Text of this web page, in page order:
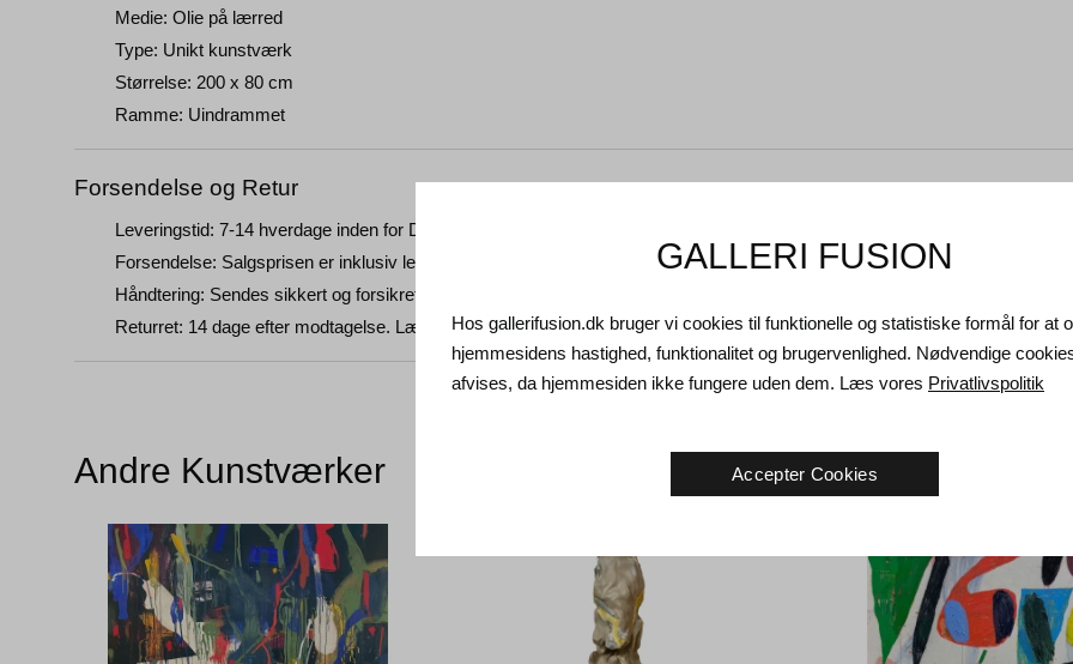
Medie: Olie på lærred
Type: Unikt kunstværk
Størrelse: 200 x 80 cm
Ramme: Uindrammet
Forsendelse og Retur
Leveringstid: 7-14 hverdage inden for Danmark. Maleriet sendes fra Portugal.
Forsendelse: Salgsprisen er inklusiv levering. Læs
handelsbetingelser
Håndtering: Sendes sikkert og forsikret. Mere information
Returret: 14 dage efter modtagelse. Læs
forsendelse og retur
Andre Kunstværker
GALLERI FUSION
Hos gallerifusion.dk bruger vi cookies til funktionelle og statistiske formål for at
hjemmesidens hastighed, funktionalitet og brugervenlighed. Nødvendige
afvises, da hjemmesiden ikke fungere uden dem. Læs vores Privatlivspolitik
Accepter Cookies